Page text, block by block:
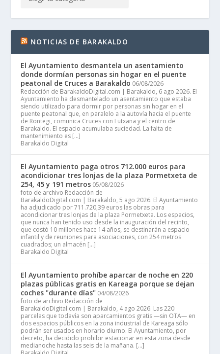
NOTICIAS DE BARAKALDO
El Ayuntamiento desmantela un asentamiento
donde dormían personas sin hogar en el puente
peatonal de Cruces a Barakaldo 06/08/2026
Redacción de BarakaldoDigital.com | Barakaldo, 6 ago 2026. El
Ayuntamiento ha desmantelado un asentamiento que estaba
siendo utilizado para dormir por personas sin hogar en el
puente peatonal que, en paralelo a la autovía hacia el puente
de Rontegi, comunica Cruces con Lutxana y el centro de
Barakaldo. El espacio acumulaba suciedad. La falta de
mantenimiento es […]
Barakaldo Digital
El Ayuntamiento paga otros 712.000 euros para
acondicionar tres lonjas de la plaza Pormetxeta de
254, 45 y 191 metros 05/08/2026
foto de archivo Redacción de
BarakaldoDigital.com | Barakaldo, 5 ago 2026. El Ayuntamiento
ha adjudicado por 711.720,39 euros las obras para
acondicionar tres lonjas de la plaza Pormetxeta. Los espacios,
que nunca han tenido uso desde la inauguración del recinto,
que costó 10 millones hace 14 años, se destinarán a espacio
infantil y de reuniones para asociaciones, con 254 metros
cuadrados; un almacén […]
Barakaldo Digital
El Ayuntamiento prohíbe aparcar de noche en 220
plazas públicas gratis en Kareaga porque se dejan
coches "durante días" 04/08/2026
foto de archivo Redacción de
BarakaldoDigital.com | Barakaldo, 4 ago 2026. Las 220
parcelas que todavía son aparcamientos gratis —sin OTA— en
dos espacios públicos en la zona industrial de Kareaga sólo
podrán ser usados en horario diurno. El Ayuntamiento, por
decreto, ha decidido prohibir estacionar en esta zona desde
medianoche hasta las seis de la mañana. […]